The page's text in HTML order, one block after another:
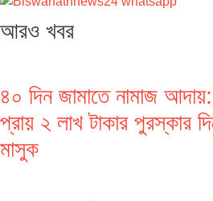
আরও খবর
৪০ দিন জামাতে নামাজ
প্রায় ২ লাখ টাকার পুরস্কার
মাসুক